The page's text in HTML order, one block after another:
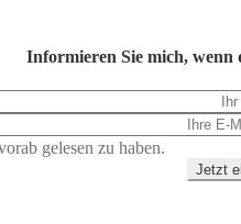
Informieren Sie mich,
gelesen zu haben.
Jetzt